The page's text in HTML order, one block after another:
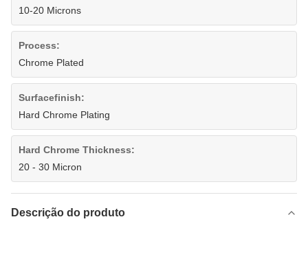
10-20 Microns
Process:
Chrome Plated
Surfacefinish:
Hard Chrome Plating
Hard Chrome Thickness:
20 - 30 Micron
Descrição do produto